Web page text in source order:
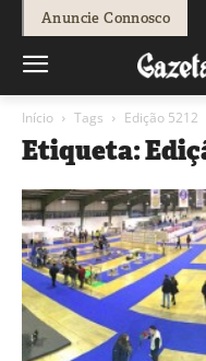
Anuncie Connosco
Início Tags Edição 5212
Etiqueta: